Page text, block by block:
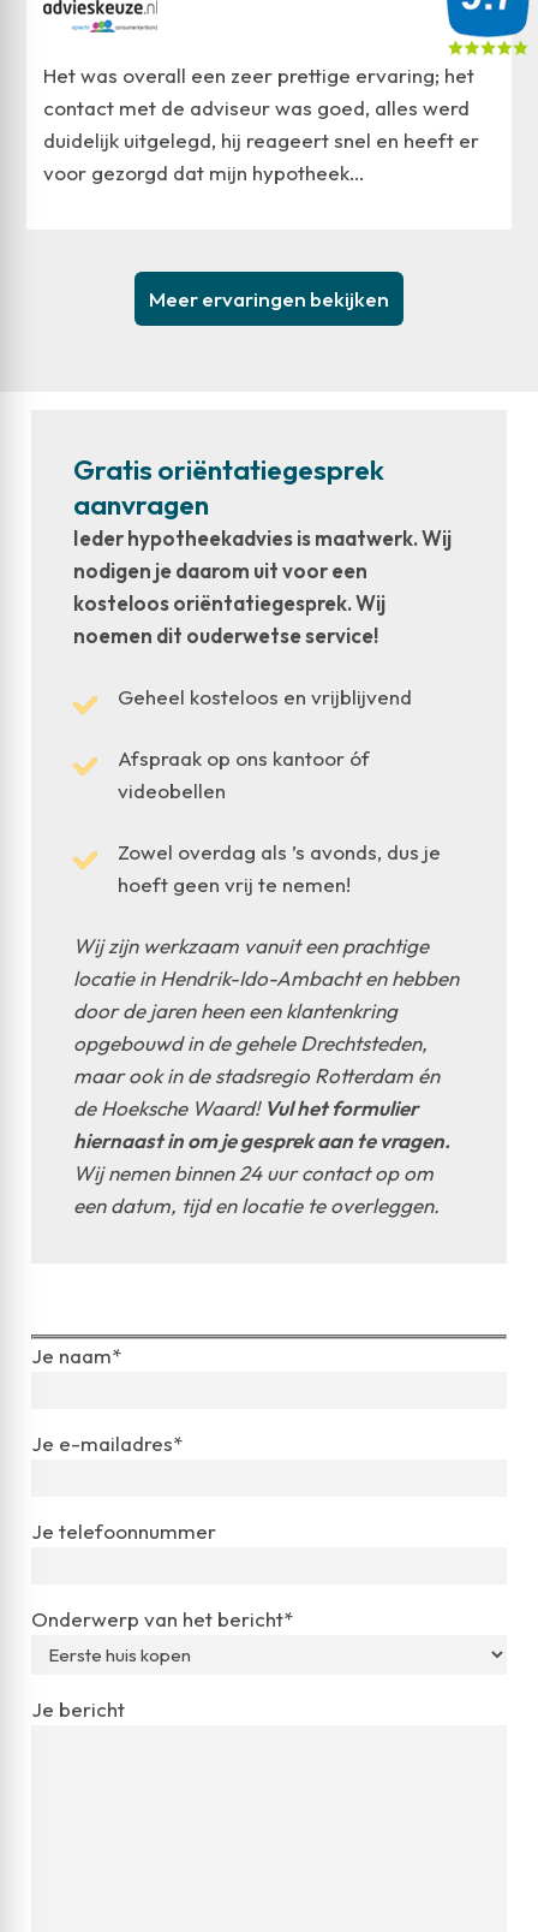
Het was overall een zeer prettige ervaring; het
contact met de adviseur was goed, alles werd
duidelijk uitgelegd, hij reageert snel en heeft er
voor gezorgd dat mijn hypotheek…
Meer ervaringen bekijken
Gratis oriëntatiegesprek
aanvragen
Ieder hypotheekadvies is maatwerk. Wij
nodigen je daarom uit voor een
kosteloos oriëntatiegesprek. Wij
noemen dit ouderwetse service!
Geheel kosteloos en vrijblijvend
Afspraak op ons kantoor óf
videobellen
Zowel overdag als ’s avonds, dus je
hoeft geen vrij te nemen!
Wij zijn werkzaam vanuit een prachtige
locatie in Hendrik-Ido-Ambacht en hebben
door de jaren heen een klantenkring
opgebouwd in de gehele Drechtsteden,
maar ook in de stadsregio Rotterdam én
de Hoeksche Waard! Vul het formulier
hiernaast in om je gesprek aan te vragen.
Wij nemen binnen 24 uur contact op om
een datum, tijd en locatie te overleggen.
Je naam*
Je e-mailadres*
Je telefoonnummer
Onderwerp van het bericht*
Je bericht